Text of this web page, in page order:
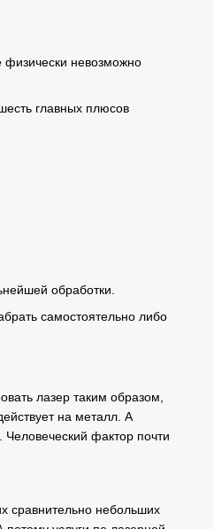
физически невозможно
главных плюсов
обработки.
самостоятельно либо
лазер таким образом,
на металл. А
фактор почти
сравнительно небольших